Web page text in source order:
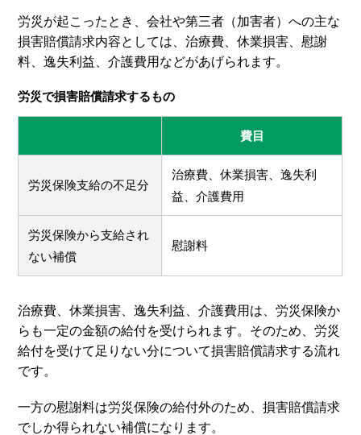
労災が起こったとき、会社や第三者（加害者）への主な
損害賠償請求内容としては、治療費、休業損害、慰謝
料、逸失利益、介護費用などがあげられます。
労災で損害賠償請求するもの
費目
労災保険支給の不足分
治療費、休業損害、逸失利
益、介護費用
労災保険から支給され
ない補償
慰謝料
治療費、休業損害、逸失利益、介護費用は、労災保険か
らも一定の金額の給付を受けられます。そのため、労災
給付を受けて足りない分について損害賠償請求する流れ
です。
一方の慰謝料は労災保険の給付外のため、損害賠償請求
でしか得られない補償になります。